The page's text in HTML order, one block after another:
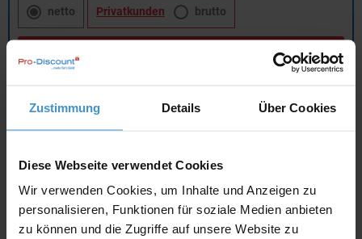
Zustimmung Details Über Cookies
Diese Webseite verwendet Cookies
Wir verwenden Cookies, um Inhalte und Anzeigen zu
personalisieren, Funktionen für soziale Medien anbieten
zu können und die Zugriffe auf unsere Website zu
netto Privatkunden brutto
Angebot drucken
Individuelle Anfrage
Lieferzeiten
Artikel mit Werbeanbringung: ca. 10 Werktage